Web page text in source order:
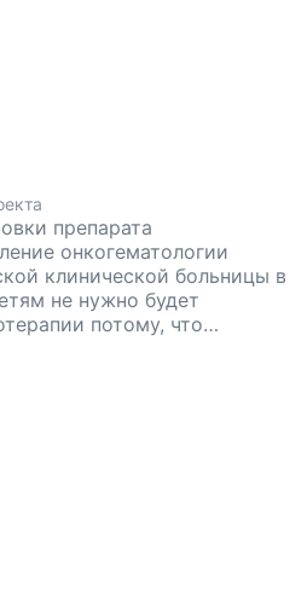
препарата
онкогематологии
клинической больницы в
не нужно будет
потому, что
Помогите нам
на любую просьбу о
поддержите наш